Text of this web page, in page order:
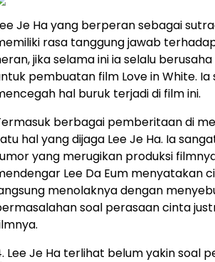
Je Ha yang berperan sebagai
rasa tanggung jawab
jika selama ini ia selalu
pembuatan film Love in White.
hal buruk terjadi di film ini.
berbagai pemberitaan di
hal yang dijaga Lee Je Ha. Ia
yang merugikan produksi
Lee Da Eum menyatakan
menolaknya dengan
soal perasaan cinta
Lee Je Ha terlihat belum yakin soal